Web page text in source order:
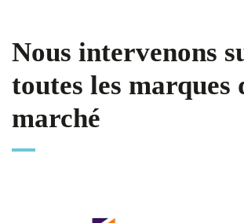
Nous intervenons
toutes les marques
marché